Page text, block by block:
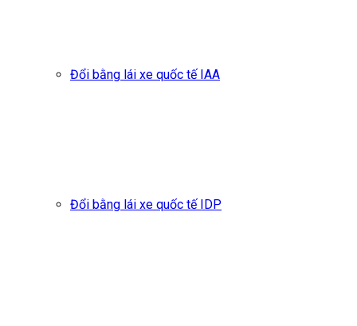
Đổi bằng lái xe quốc tế IAA
Đổi bằng lái xe quốc tế IDP